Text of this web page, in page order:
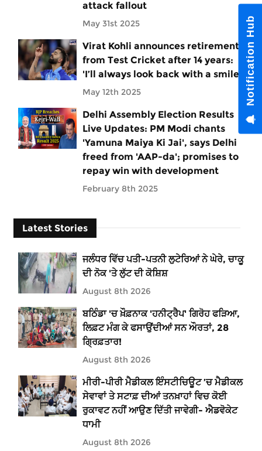
attack fallout
May 31st 2025
Virat Kohli announces retirement
from Test Cricket after 14 years:
'I’ll always look back with a smile'
May 12th 2025
Delhi Assembly Election Results
Live Updates: PM Modi chants
'Yamuna Maiya Ki Jai', says Delhi
freed from 'AAP-da'; promises to
repay win with development
February 8th 2025
Latest Stories
ਜਲੰਧਰ ਵਿੱਚ ਪਤੀ-ਪਤਨੀ ਲੁਟੇਰਿਆਂ ਨੇ ਘੇਰੇ, ਚਾਕੂ
ਦੀ ਨੋਕ 'ਤੇ ਲੁੱਟ ਦੀ ਕੋਸ਼ਿਸ਼
August 8th 2026
ਬਠਿੰਡਾ 'ਚ ਖ਼ੌਫ਼ਨਾਕ 'ਹਨੀਟ੍ਰੈਪ' ਗਿਰੋਹ ਫੜਿਆ,
ਲਿਫ਼ਟ ਮੰਗ ਕੇ ਫਸਾਉਂਦੀਆਂ ਸਨ ਔਰਤਾਂ, 28
ਗ੍ਰਿਫ਼ਤਾਰ!
August 8th 2026
ਮੀਰੀ-ਪੀਰੀ ਮੈਡੀਕਲ ਇੰਸਟੀਚਿਊਟ ’ਚ ਮੈਡੀਕਲ
ਸੇਵਾਵਾਂ ਤੇ ਸਟਾਫ਼ ਦੀਆਂ ਤਨਖ਼ਾਹਾਂ ਵਿਚ ਕੋਈ
ਰੁਕਾਵਟ ਨਹੀਂ ਆਉਣ ਦਿੱਤੀ ਜਾਵੇਗੀ- ਐਡਵੋਕੇਟ
ਧਾਮੀ
August 8th 2026
Notification Hub